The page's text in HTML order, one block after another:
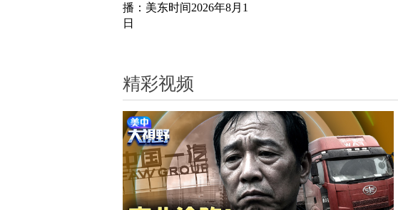
播：美东时间2026年8月1
日
精彩视频